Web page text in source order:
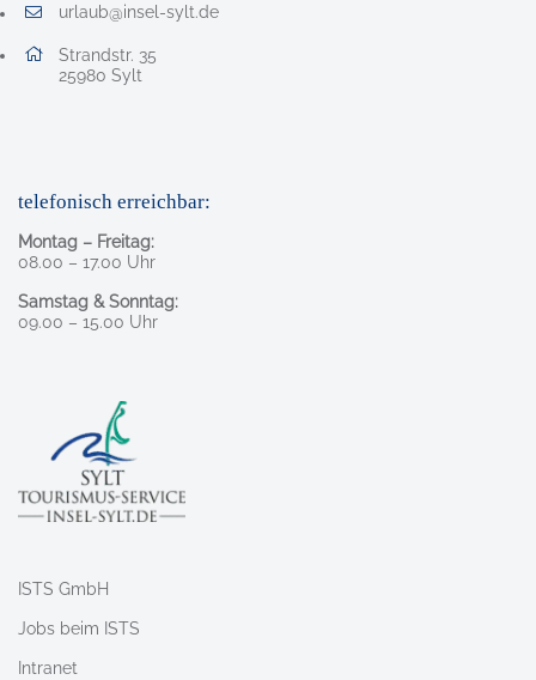
urlaub@insel-sylt.de
E-Mail Adresse: urlaub@insel-sylt.de
Adresse:
Strandstr. 35
25980 , 2 5 9 8 0
Sylt
telefonisch erreichbar:
Montag – Freitag:
08.00 – 17.00 Uhr
Samstag & Sonntag:
09.00 – 15.00 Uhr
ISTS GmbH
Jobs beim ISTS
Intranet